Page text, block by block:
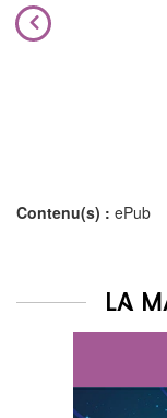
Contenu(s) : ePub
La